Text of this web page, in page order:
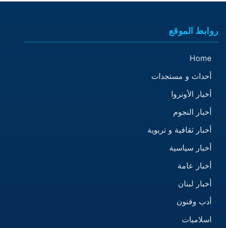
روابط الموقع
Home
أحداث و مستجدات
أخبار الأونروا
أخبار النجوم
أخبار ثقافية و تربوية
أخبار سياسية
أخبار عامة
أخبار لبنان
أدب وفنون
اسلاميات